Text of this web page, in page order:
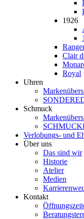
1926
Clair
Royal
Uhren
Schmuck
Verlobungs- und
Über uns
Das sind wir
Historie
Atelier
Medien
Kontakt